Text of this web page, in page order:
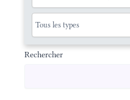
Rechercher